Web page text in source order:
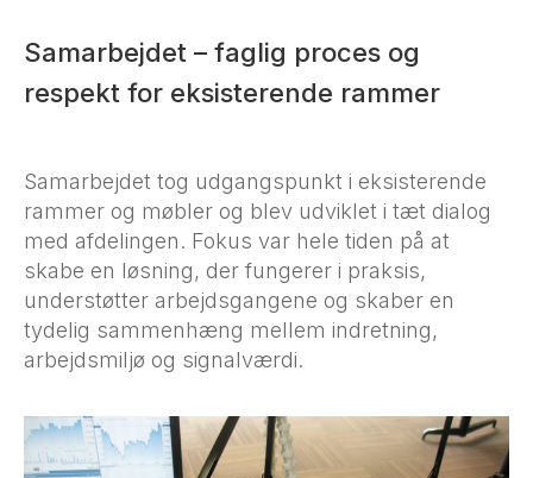
Samarbejdet – faglig proces og
respekt for eksisterende rammer
Samarbejdet tog udgangspunkt i eksisterende
rammer og møbler og blev udviklet i tæt dialog
med afdelingen. Fokus var hele tiden på at
skabe en løsning, der fungerer i praksis,
understøtter arbejdsgangene og skaber en
tydelig sammenhæng mellem indretning,
arbejdsmiljø og signalværdi.